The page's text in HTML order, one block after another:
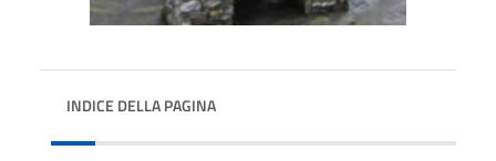
INDICE DELLA PAGINA